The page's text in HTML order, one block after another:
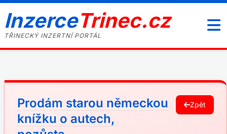
InzerceTrinec.cz
TŘINECKÝ INZERTNÍ PORTÁL
Prodám starou německou
knížku o autech,
Zpět